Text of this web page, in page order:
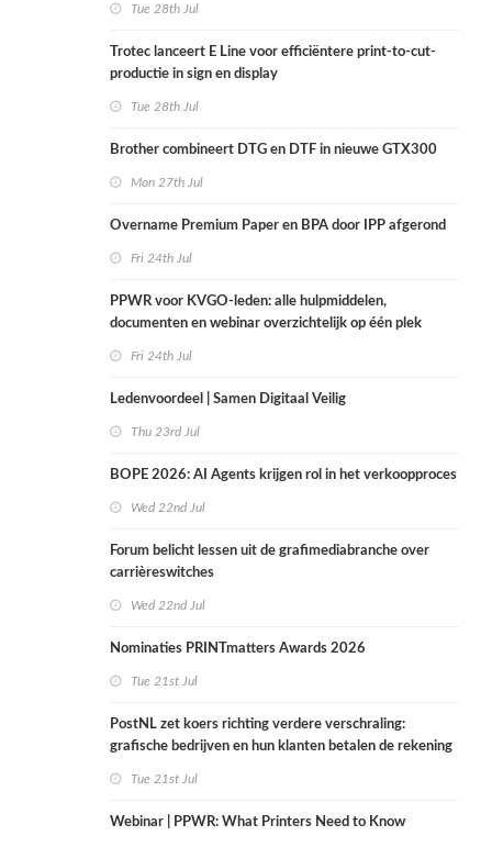
Tue 28th Jul
Trotec lanceert E Line voor efficiëntere print-to-cut-
productie in sign en display
Tue 28th Jul
Brother combineert DTG en DTF in nieuwe GTX300
Mon 27th Jul
Overname Premium Paper en BPA door IPP afgerond
Fri 24th Jul
PPWR voor KVGO-leden: alle hulpmiddelen,
documenten en webinar overzichtelijk op één plek
Fri 24th Jul
Ledenvoordeel | Samen Digitaal Veilig
Thu 23rd Jul
BOPE 2026: AI Agents krijgen rol in het verkoopproces
Wed 22nd Jul
Forum belicht lessen uit de grafimediabranche over
carrièreswitches
Wed 22nd Jul
Nominaties PRINTmatters Awards 2026
Tue 21st Jul
PostNL zet koers richting verdere verschraling:
grafische bedrijven en hun klanten betalen de rekening
Tue 21st Jul
Webinar | PPWR: What Printers Need to Know